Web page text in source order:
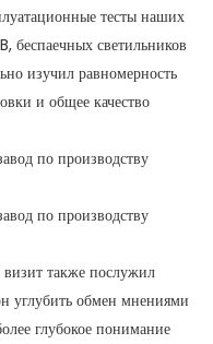
тесты наших
беспаечных светильников
изучил равномерность
и общее качество
также послужил
углубить обмен мнениями
глубокое понимание